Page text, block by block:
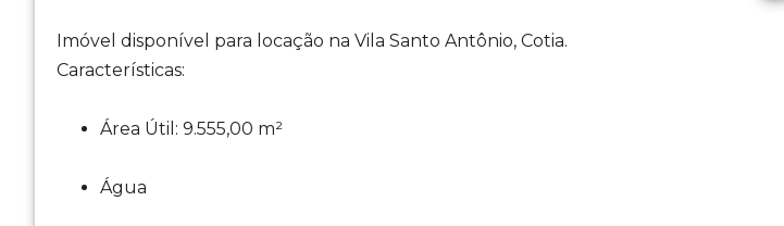
Imóvel disponível para locação na Vila Santo Antônio, Cotia.
Características:
Área Útil: 9.555,00 m²
Água